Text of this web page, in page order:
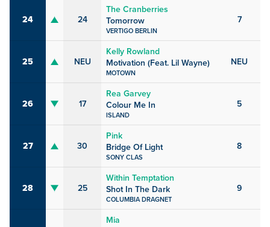
24 24
The Cranberries
Tomorrow
VERTIGO BERLIN
7
25 NEU
Kelly Rowland
Motivation (Feat. Lil Wayne)
MOTOWN
NEU
26 17
Rea Garvey
Colour Me In
ISLAND
5
27 30
Pink
Bridge Of Light
SONY CLAS
8
28 25
Within Temptation
Shot In The Dark
COLUMBIA DRAGNET
9
Mia